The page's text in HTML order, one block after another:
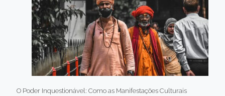
O Poder Inquestionável: Como as Manifestações Culturais